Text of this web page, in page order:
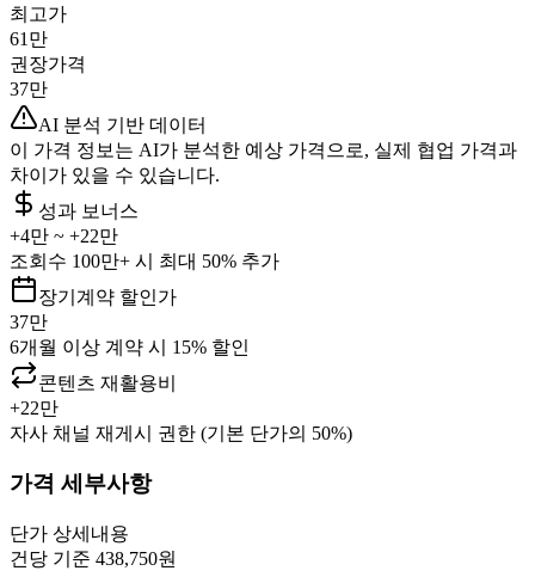
최고가
61만
권장가격
37만
AI 분석 기반 데이터
이 가격 정보는 AI가 분석한 예상 가격으로, 실제 협업 가격과
차이가 있을 수 있습니다.
성과 보너스
+4만 ~ +22만
조회수 100만+ 시 최대 50% 추가
장기계약 할인가
37만
6개월 이상 계약 시 15% 할인
콘텐츠 재활용비
+22만
자사 채널 재게시 권한 (기본 단가의 50%)
가격 세부사항
단가 상세내용
건당 기준 438,750원